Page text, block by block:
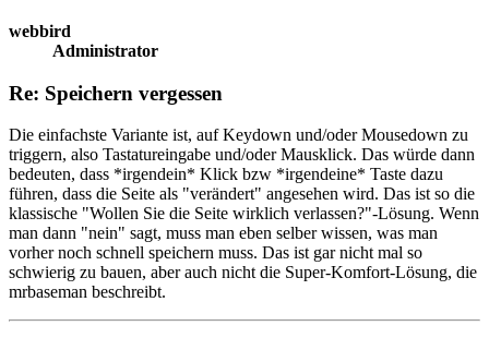
webbird
Administrator
Re: Speichern vergessen
Die einfachste Variante ist, auf Keydown und/oder Mousedown zu
triggern, also Tastatureingabe und/oder Mausklick. Das würde dann
bedeuten, dass *irgendein* Klick bzw *irgendeine* Taste dazu
führen, dass die Seite als "verändert" angesehen wird. Das ist so die
klassische "Wollen Sie die Seite wirklich verlassen?"-Lösung. Wenn
man dann "nein" sagt, muss man eben selber wissen, was man
vorher noch schnell speichern muss. Das ist gar nicht mal so
schwierig zu bauen, aber auch nicht die Super-Komfort-Lösung, die
mrbaseman beschreibt.